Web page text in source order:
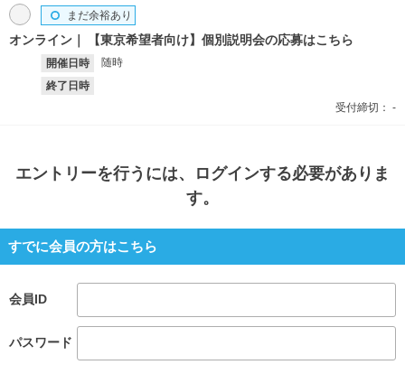
オンライン 【東京希望者向け】個別説明会の応募はこちら
開催日時
随時
終了日時
まだ余裕あり
受付締切： -
エントリーを行うには、ログインする必要がありま
す。
すでに会員の方はこちら
会員ID
パスワード